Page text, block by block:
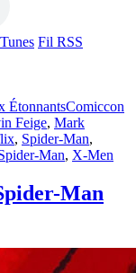
Fil RSS
ÉtonnantsÉtiquettes
Comiccon
Feige, Mark
, Spider-Man,
Man, X-Men
Man